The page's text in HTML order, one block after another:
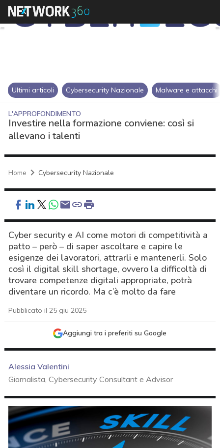
Ultimi articoli Cybersecurity Nazionale Malware e attacchi
L'APPROFONDIMENTO
Investire nella formazione conviene: così si
allevano i talenti
Home Cybersecurity Nazionale
Cyber security e AI come motori di competitività a
patto – però – di saper ascoltare e capire le
esigenze dei lavoratori, attrarli e mantenerli. Solo
così il digital skill shortage, ovvero la difficoltà di
trovare competenze digitali appropriate, potrà
diventare un ricordo. Ma c’è molto da fare
Pubblicato il 25 giu 2025
Aggiungi tra i preferiti su Google
Alessia Valentini
Giornalista, Cybersecurity Consultant e Advisor